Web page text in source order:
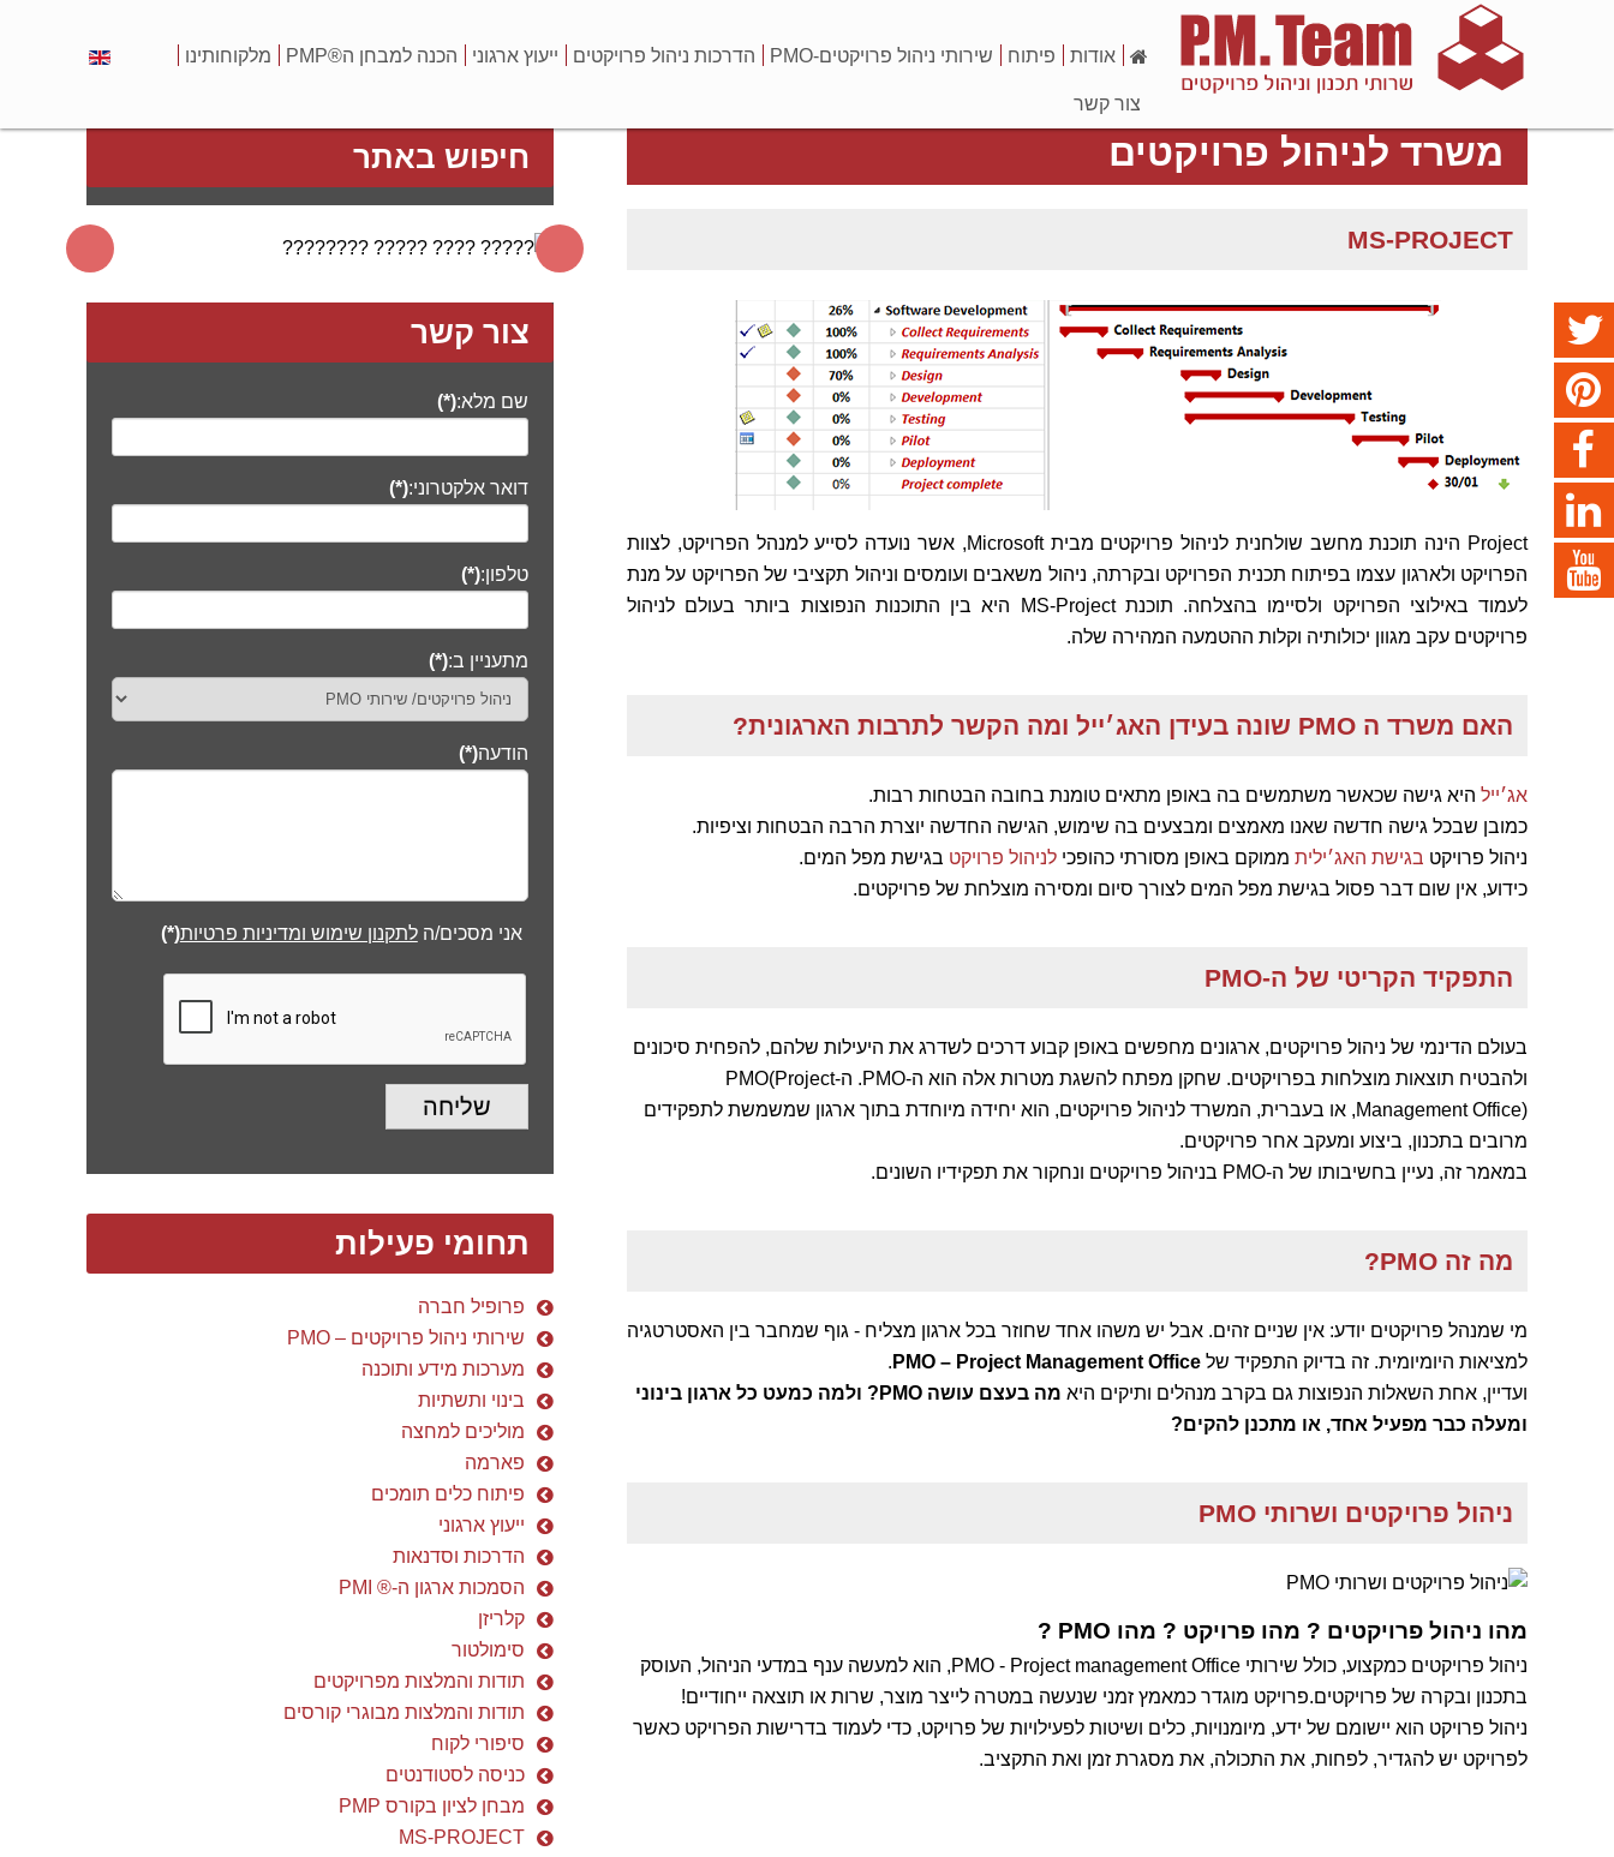
אודות פיתוח שירותי ניהול פרויקטים-PMO הדרכות ניהול פרויקטים ייעוץ ארגוני הכנה למבחן ה®PMP מלקוחותינו
צור קשר
משרד לניהול פרויקטים
MS-PROJECT
Project הינה תוכנת מחשב שולחנית לניהול פרויקטים מבית Microsoft, אשר נועדה לסייע למנהל הפרויקט, לצוות
הפרויקט ולארגון עצמו בפיתוח תכנית הפרויקט ובקרתה, ניהול משאבים ועומסים וניהול תקציבי של הפרויקט על מנת
לעמוד באילוצי הפרויקט ולסיימו בהצלחה. תוכנת MS-Project היא בין התוכנות הנפוצות ביותר בעולם לניהול
פרויקטים עקב מגוון יכולותיה וקלות ההטמעה המהירה שלה.
האם משרד ה PMO שונה בעידן האג׳ייל ומה הקשר לתרבות הארגונית?
אג׳ייל היא גישה שכאשר משתמשים בה באופן מתאים טומנת בחובה הבטחות רבות.
כמובן שבכל גישה חדשה שאנו מאמצים ומבצעים בה שימוש, הגישה החדשה יוצרת הרבה הבטחות וציפיות.
ניהול פרויקט בגישת האג׳ילית ממוקם באופן מסורתי כהופכי לניהול פרויקט בגישת מפל המים.
כידוע, אין שום דבר פסול בגישת מפל המים לצורך סיום ומסירה מוצלחת של פרויקטים.
התפקיד הקריטי של ה-PMO
בעולם הדינמי של ניהול פרויקטים, ארגונים מחפשים באופן קבוע דרכים לשדרג את היעילות שלהם, להפחית סיכונים
ולהבטיח תוצאות מוצלחות בפרויקטים. שחקן מפתח להשגת מטרות אלה הוא ה-PMO. ה-PMO(Project
Management Office), או בעברית, המשרד לניהול פרויקטים, הוא יחידה מיוחדת בתוך ארגון שמשמשת לתפקידים
מרובים בתכנון, ביצוע ומעקב אחר פרויקטים.
במאמר זה, נעיין בחשיבותו של ה-PMO בניהול פרויקטים ונחקור את תפקידיו השונים.
מה זה PMO?
מי שמנהל פרויקטים יודע: אין שניים זהים. אבל יש משהו אחד שחוזר בכל ארגון מצליח - גוף שמחבר בין האסטרטגיה
למציאות היומיומית. זה בדיוק התפקיד של PMO – Project Management Office
.
ועדיין, אחת השאלות הנפוצות גם בקרב מנהלים ותיקים היא מה בעצם עושה PMO?
ולמה כמעט כל ארגון בינוני
ומעלה כבר מפעיל אחד, או מתכנן להקים?
ניהול פרויקטים ושרותי PMO
מהו ניהול פרויקטים ? מהו פרויקט ? מהו PMO ?
ניהול פרויקטים כמקצוע, כולל שירותי PMO - Project management Office, הוא למעשה ענף במדעי הניהול, העוסק
בתכנון ובקרה של פרויקטים.פרויקט מוגדר כמאמץ זמני שנעשה במטרה לייצר מוצר, שרות או תוצאה ייחודיים!
ניהול פרויקט הוא יישומם של ידע, מיומנויות, כלים ושיטות לפעילויות של פרויקט, כדי לעמוד בדרישות הפרויקט כאשר
לפרויקט יש להגדיר, לפחות, את התכולה, את מסגרת זמן ואת התקציב.
חיפוש באתר
צור קשר
שם מלא:(*)
דואר אלקטרוני:(*)
טלפון:(*)
מתעניין ב:(*)
הודעה(*)
אני מסכים/הלתקנון שימוש ומדיניות פרטיות(*)
שליחה
תחומי פעילות
פרופיל חברה
שירותי ניהול פרויקטים – PMO
מערכות מידע ותוכנה
בינוי ותשתיות
מוליכים למחצה
פארמה
פיתוח כלים תומכים
ייעוץ ארגוני
הדרכות וסדנאות
הסמכות ארגון ה-® PMI
קלריזן
סימולטור
תודות והמלצות מפרויקטים
תודות והמלצות מבוגרי קורסים
סיפורי לקוח
כניסה לסטודנטים
מבחן לציון בקורס PMP
MS-PROJECT